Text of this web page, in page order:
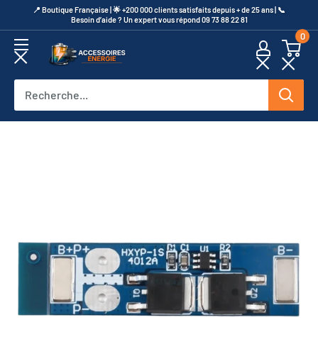
au
contenu
​📍​ Boutique Française | 🌟 +200 000 clients satisfaits depuis + de 25 ans | 📞​
Besoin d’aide ? Un expert vous répond 09 73 88 22 81
Accessoires
0